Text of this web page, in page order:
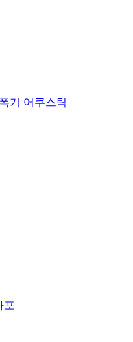
기 어쿠스틱
포